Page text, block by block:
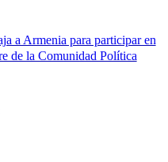
a Armenia para participar en
de la Comunidad Política